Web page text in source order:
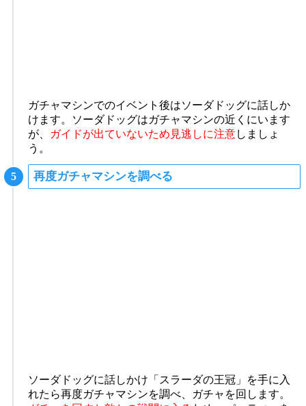
ガチャマシンでのイベント後はソーダドッグに話しか
けます。ソーダドッグはガチャマシンの近くにいます
が、
ガイドが出ていないため見逃しに注意しましょ
う。
再度ガチャマシンを調べる
ソーダドッグに話しかけ「スラーダの王冠」を手に入
れたら再度ガチャマシンを調べ、ガチャを回します。